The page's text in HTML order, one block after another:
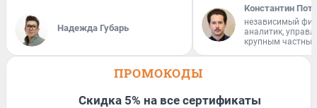
Надежда Губарь
Константин
независимый
аналитик,
крупным
ПРОМОКОДЫ
Скидка 5% на все сертификаты